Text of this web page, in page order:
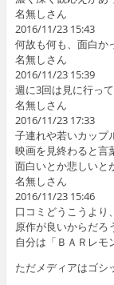
名無しさん
2016/11/23 15:43
何故も何も、面白か
名無しさん
2016/11/23 15:39
週に3回は見に行っ
名無しさん
2016/11/23 17:33
子連れや若いカップ
映画を見終わると言
面白いとか悲しいと
名無しさん
2016/11/23 15:46
口コミどうこうより、
原作が良いからだろ
自分は「ＢＡＲレモ
ただメディアはゴシ